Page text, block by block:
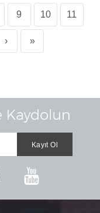
9 10 11
› »